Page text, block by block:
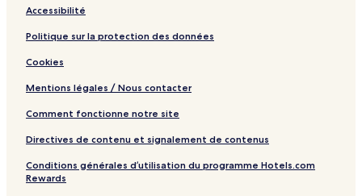
Accessibilité
Politique sur la protection des données
Cookies
Mentions légales / Nous contacter
Comment fonctionne notre site
Directives de contenu et signalement de contenus
Conditions générales d’utilisation du programme Hotels.com
Rewards